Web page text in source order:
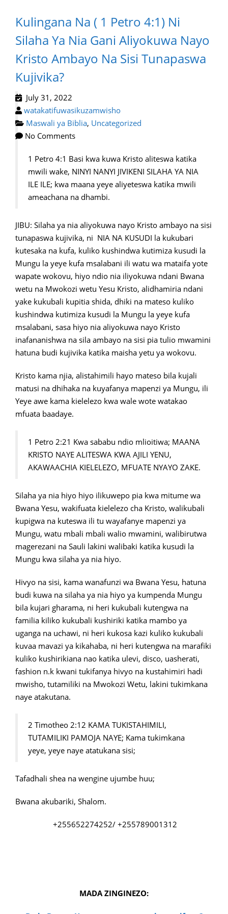
Kulingana Na ( 1 Petro 4:1) Ni
Silaha Ya Nia Gani Aliyokuwa Nayo
Kristo Ambayo Na Sisi Tunapaswa
Kujivika?
July 31, 2022
watakatifuwasikuzamwisho
Maswali ya Biblia, Uncategorized
No Comments
1 Petro 4:1 Basi kwa kuwa Kristo aliteswa katika
mwili wake, NINYI NANYI JIVIKENI SILAHA YA NIA
ILE ILE; kwa maana yeye aliyeteswa katika mwili
ameachana na dhambi.
JIBU: Silaha ya nia aliyokuwa nayo Kristo ambayo na sisi
tunapaswa kujivika, ni NIA NA KUSUDI la kukubari
kutesaka na kufa, kuliko kushindwa kutimiza kusudi la
Mungu la yeye kufa msalabani ili watu wa mataifa yote
wapate wokovu, hiyo ndio nia iliyokuwa ndani Bwana
wetu na Mwokozi wetu Yesu Kristo, alidhamiria ndani
yake kukubali kupitia shida, dhiki na mateso kuliko
kushindwa kutimiza kusudi la Mungu la yeye kufa
msalabani, sasa hiyo nia aliyokuwa nayo Kristo
inafananishwa na sila ambayo na sisi pia tulio mwamini
hatuna budi kujivika katika maisha yetu ya wokovu.
Kristo kama njia, alistahimili hayo mateso bila kujali
matusi na dhihaka na kuyafanya mapenzi ya Mungu, ili
Yeye awe kama kielelezo kwa wale wote watakao
mfuata baadaye.
1 Petro 2:21 Kwa sababu ndio mlioitiwa; MAANA
KRISTO NAYE ALITESWA KWA AJILI YENU,
AKAWAACHIA KIELELEZO, MFUATE NYAYO ZAKE.
Silaha ya nia hiyo hiyo ilikuwepo pia kwa mitume wa
Bwana Yesu, wakifuata kielelezo cha Kristo, walikubali
kupigwa na kuteswa ili tu wayafanye mapenzi ya
Mungu, watu mbali mbali walio mwamini, walibirutwa
magerezani na Sauli lakini walibaki katika kusudi la
Mungu kwa silaha ya nia hiyo.
Hivyo na sisi, kama wanafunzi wa Bwana Yesu, hatuna
budi kuwa na silaha ya nia hiyo ya kumpenda Mungu
bila kujari gharama, ni heri kukubali kutengwa na
familia kiliko kukubali kushiriki katika mambo ya
uganga na uchawi, ni heri kukosa kazi kuliko kukubali
kuvaa mavazi ya kikahaba, ni heri kutengwa na marafiki
kuliko kushirikiana nao katika ulevi, disco, uasherati,
fashion n.k kwani tukifanya hivyo na kustahimiri hadi
mwisho, tutamiliki na Mwokozi Wetu, lakini tukimkana
naye atakutana.
2 Timotheo 2:12 KAMA TUKISTAHIMILI,
TUTAMILIKI PAMOJA NAYE; Kama tukimkana
yeye, yeye naye atatukana sisi;
Tafadhali shea na wengine ujumbe huu;
Bwana akubariki, Shalom.
+255652274252/ +255789001312
MADA ZINGINEZO: